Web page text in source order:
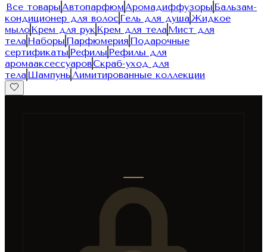
Все товары Автопарфюм Аромадиффузоры Бальзам-
кондиционер для волос Гель для душа Жидкое
мыло Крем для рук Крем для тела Мист для
тела Наборы Парфюмерия Подарочные
сертификаты Рефилы Рефилы для
аромааксессуаровСкраб-уход для
тела Шампунь Лимитированные коллекции